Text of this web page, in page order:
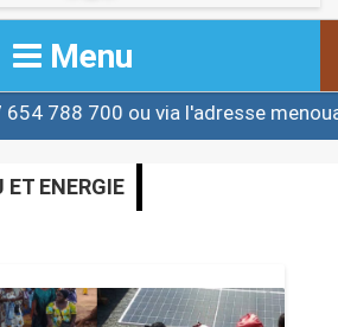
Menu
700 ou via l'adresse
ET ENERGIE